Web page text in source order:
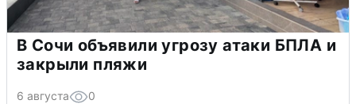
В Сочи объявили угрозу атаки БПЛА и
закрыли пляжи
6 августа 0